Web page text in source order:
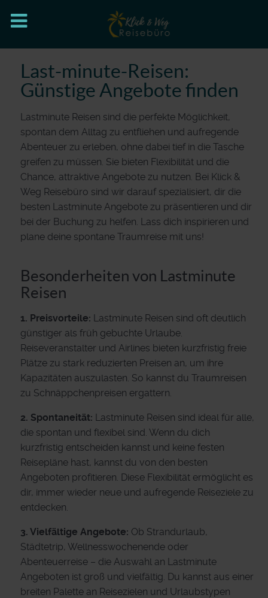
Last-minute-Reisen:
Günstige Angebote finden
Lastminute Reisen sind die perfekte Möglichkeit,
spontan dem Alltag zu entfliehen und aufregende
Abenteuer zu erleben, ohne dabei tief in die Tasche
greifen zu müssen. Sie bieten Flexibilität und die
Chance, attraktive Angebote zu nutzen. Bei Klick &
Weg Reisebüro sind wir darauf spezialisiert, dir die
besten Lastminute Angebote zu präsentieren und dir
bei der Buchung zu helfen. Lass dich inspirieren und
plane deine spontane Traumreise mit uns!
Besonderheiten von Lastminute
Reisen
1. Preisvorteile: Lastminute Reisen sind oft deutlich
günstiger als früh gebuchte Urlaube.
Reiseveranstalter und Airlines bieten kurzfristig freie
Plätze zu stark reduzierten Preisen an, um ihre
Kapazitäten auszulasten. So kannst du Traumreisen
zu Schnäppchenpreisen ergattern.
2. Spontaneität: Lastminute Reisen sind ideal für alle,
die spontan und flexibel sind. Wenn du dich
kurzfristig entscheiden kannst und keine festen
Reisepläne hast, kannst du von den besten
Angeboten profitieren. Diese Flexibilität ermöglicht es
dir, immer wieder neue und aufregende Reiseziele zu
entdecken.
3. Vielfältige Angebote: Ob Strandurlaub,
Städtetrip, Wellnesswochenende oder
Abenteuerreise – die Auswahl an Lastminute
Angeboten ist groß und vielfältig. Du kannst aus einer
breiten Palette an Reisezielen und Urlaubstypen